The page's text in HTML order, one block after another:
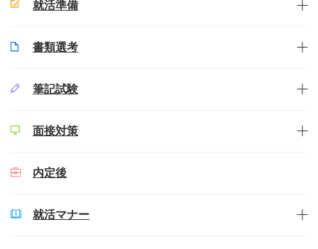
就活準備
書類選考
筆記試験
面接対策
内定後
就活マナー